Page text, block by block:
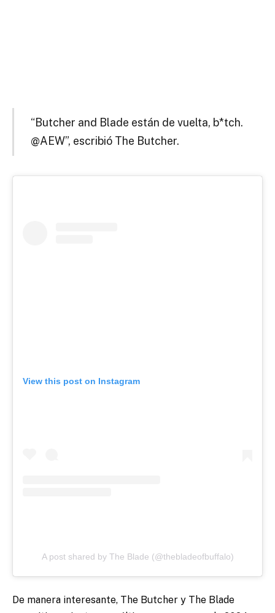
“Butcher and Blade están de vuelta, b*tch.
@AEW”, escribió The Butcher.
View this post on Instagram
A post shared by The Blade (@thebladeofbuffalo)
De manera interesante, The Butcher y The Blade